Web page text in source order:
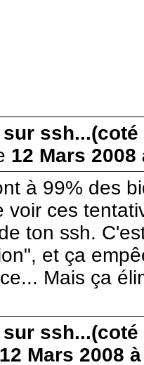
sur
12 Mars 2008
à 99% des
voir ces
ton ssh.
et ça
Mais ça
sur
12 Mars 2008